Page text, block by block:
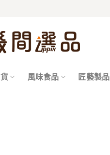
風味食品 匠藝製品